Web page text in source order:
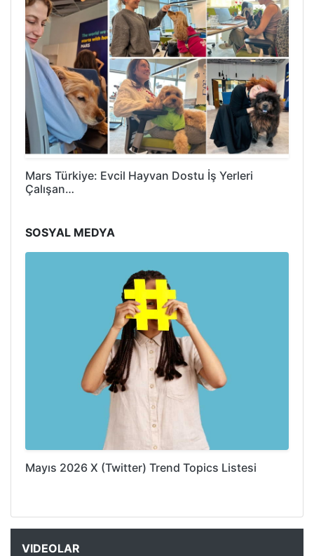
Mars Türkiye: Evcil Hayvan Dostu İş Yerleri
Çalışan…
SOSYAL MEDYA
Mayıs 2026 X (Twitter) Trend Topics Listesi
VIDEOLAR